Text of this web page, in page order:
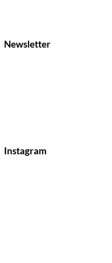
Newsletter
Instagram